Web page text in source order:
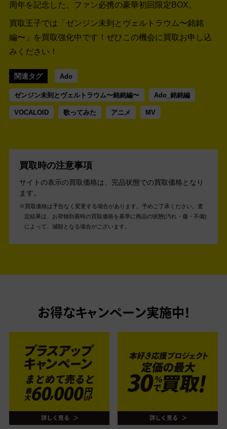
周年を記念した、ファン必携の豪華初回限定BOX。
買取王子では「ゼンジン未到とヴェルトラウム〜銘銘
編〜」を買取強化中です！ ぜひこの機会に買取お申し込
みください！
関連タグ Ado
ゼンジン未到とヴェルトラウム〜銘銘編〜 Ado_銘銘編
VOCALOID 歌ってみた アニメ MV
買取時の注意事項
サイトの表示の買取価格は、完品状態での買取価格となり
ます。
買取価格は予告なく変更する場合があります。予めご了承ください。 査
定結果は、お荷物到着時の買取価格を基準に商品の状態(汚れ・傷・不備)
によって、減額となる場合がございます。
お得なキャンペーン実施中！